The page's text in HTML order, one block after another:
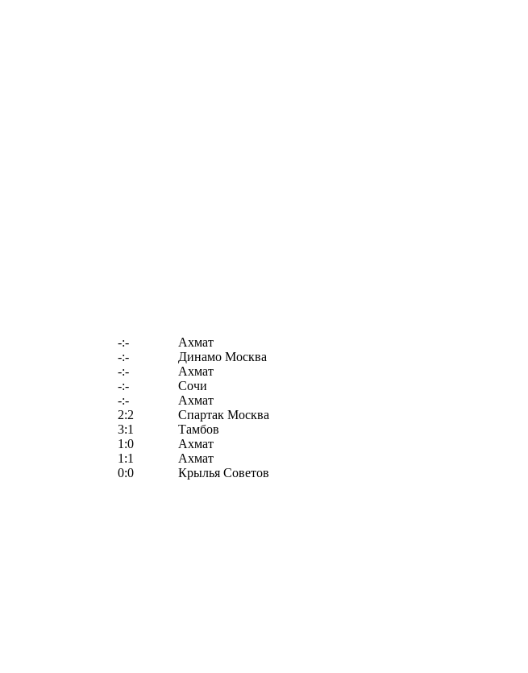
-:-
Ахмат
-:-
Динамо Москва
-:-
Ахмат
-:-
Сочи
-:-
Ахмат
2:2
Спартак Москва
3:1
Тамбов
1:0
Ахмат
1:1
Ахмат
0:0
Крылья Советов